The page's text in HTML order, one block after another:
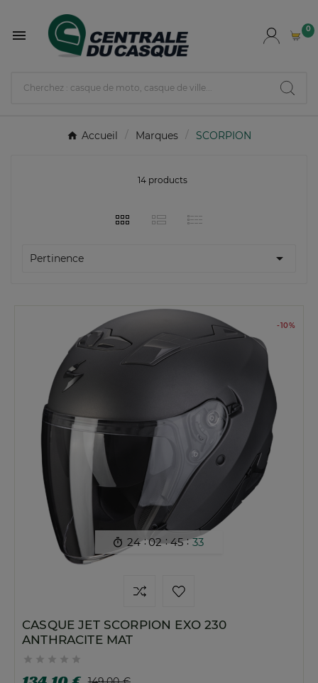
 0
Accueil Marques SCORPION
14 products
Pertinence 
-10%
 24 :02 :45 : 32
CASQUE JET SCORPION EXO 230
ANTHRACITE MAT
    